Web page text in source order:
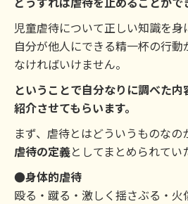
児童虐待について正しい知識を身
自分が他人にできる精一杯の行動
なければいけません。
ということで自分なりに調べた
紹介させてもらいます。
まず、虐待とはどういうものなの
虐待の定義としてまとめられてい
●身体的虐待
殴る・蹴る・激しく揺さぶる・火